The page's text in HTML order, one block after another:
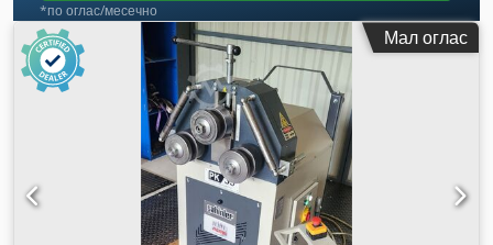
*по оглас/месечно
Мал оглас